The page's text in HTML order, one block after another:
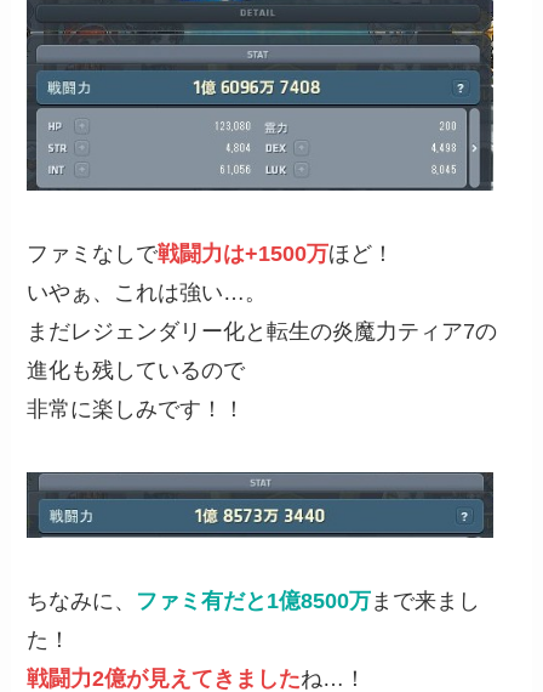
ファミなしで戦闘力は+1500万ほど！
いやぁ、これは強い…。
まだレジェンダリー化と転生の炎魔力ティア7の
進化も残しているので
非常に楽しみです！！
ちなみに、 ファミ有だと1億8500万 まで来まし
た！
戦闘力2億が見えてきましたね…！